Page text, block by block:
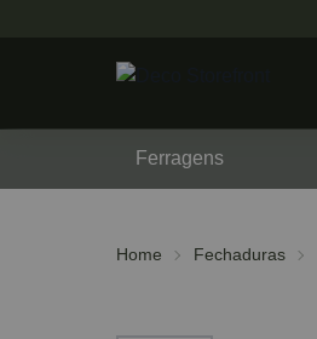
Ferragens
Home Fechaduras